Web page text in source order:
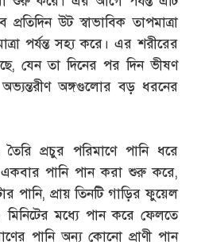
উট স্বাভাবিক তাপমাত্রা
পর্যন্ত সহ্য করে। এর শরীরের
যেন তা দিনের পর দিন ভীষণ
অঙ্গগুলোর বড় ধরনের
প্রচুর পরিমাণে পানি ধরে
পানি পান করা শুরু করে,
পানি, প্রায় তিনটি গাড়ির ফুয়েল
মিনিটের মধ্যে পান করে ফেলতে
পানি অন্য কোনো প্রাণী পান